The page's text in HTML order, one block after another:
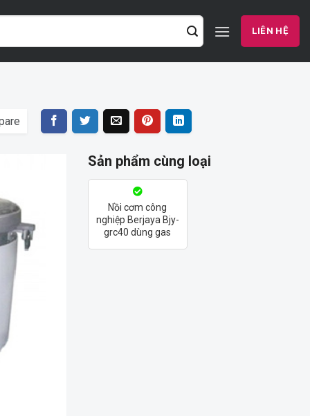
LIÊN HỆ
wishlist
Sản phẩm cùng loại
Nồi cơm công
nghiệp Berjaya Bjy-
grc40 dùng gas